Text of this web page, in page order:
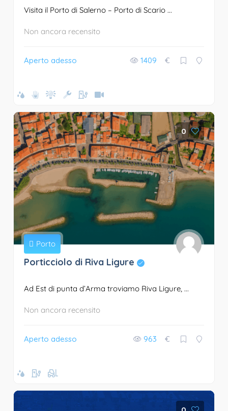
Visita il Porto di Salerno – Porto di Scario ...
Non ancora recensito
Aperto adesso 1409 €
0
Porto
Porticciolo di Riva Ligure
Ad Est di punta d’Arma troviamo Riva Ligure, ...
Non ancora recensito
Aperto adesso 963 €